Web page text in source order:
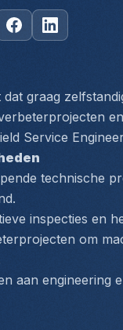
graag
Service
technische
inspecties en
om
aan engineering